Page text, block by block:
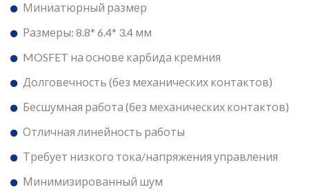
Миниатюрный размер
Размеры: 8.8* 6.4* 3.4 мм
MOSFET на основе карбида кремния
Долговечность (без механических контактов)
Бесшумная работа (без механических контактов)
Отличная линейность работы
Требует низкого тока/напряжения управления
Минимизированный шум